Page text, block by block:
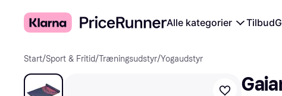
Alle kategorier Tilbud
Start/Sport & Fritid/Træningsudstyr/Yogaudstyr